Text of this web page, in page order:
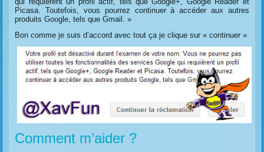
Picasa. Toutefois, vous pourrez continuer à accéder aux autres
produits Google, tels que Gmail. »
Bon comme je suis d’accord avec tout ça je clique sur « continuer »
Comment m’aider ?